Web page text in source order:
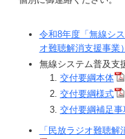
令和8年度「無線シ
オ難聴解消支援事業
無線システム普及支
交付要綱本体
交付要綱様式
交付要綱補足事
「民放ラジオ難聴解